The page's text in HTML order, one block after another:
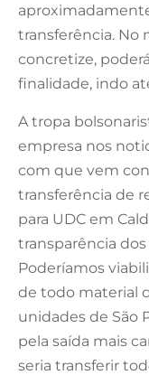
transferência. No
concretize,
finalidade, indo
A tropa
empresa nos
com que vem
transferência de
para UDC em
transparência
Poderíamos
de todo material
unidades de São
pela saída mais
seria transferir